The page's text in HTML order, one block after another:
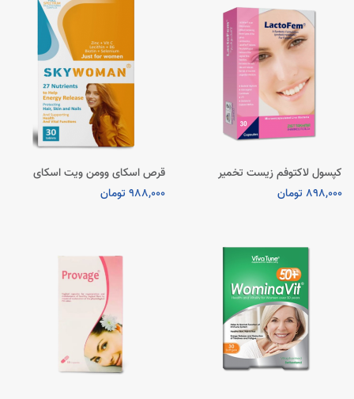
کپسول لاکتوفم زیست تخمیر
898,000 تومان
قرص اسکای وومن ویت اسکای
988,000 تومان